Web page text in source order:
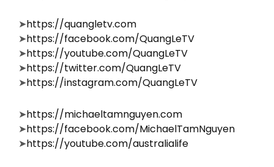
➤https://quangletv.com
➤https://facebook.com/QuangLeTV
➤https://youtube.com/QuangLeTV
➤https://twitter.com/QuangLeTV
➤https://instagram.com/QuangLeTV
➤https://michaeltamnguyen.com
➤https://facebook.com/MichaelTamNguyen
➤https://youtube.com/australialife